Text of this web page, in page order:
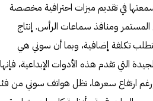
في تقديم ميزات احترافية مخصصة
المستمر ومنافذ سماعات الرأس. إنتاج
تكلفة إضافية، وبما أن سوني هي
التي تقدم هذه الأدوات الإبداعية، فإنها
ارتفاع سعرها، تظل هواتف سوني من